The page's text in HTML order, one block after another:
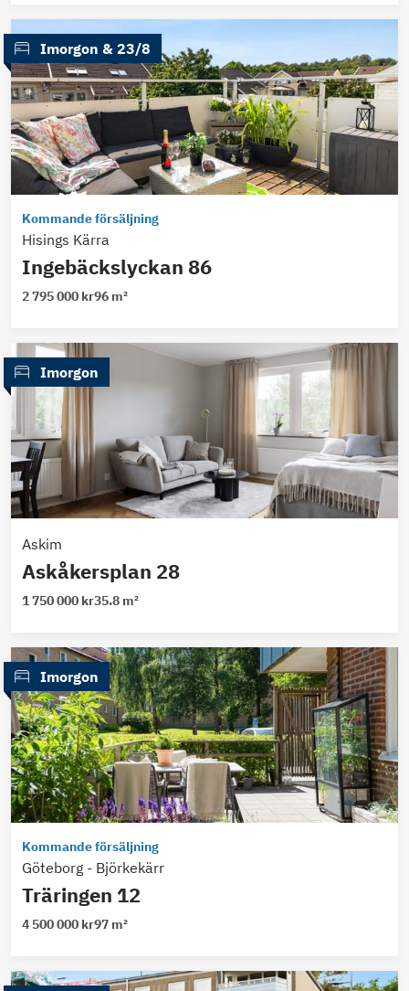
Imorgon & 23/8
Kommande försäljning
Hisings Kärra
Ingebäckslyckan 86
2 795 000 kr96 m²
Imorgon
Askim
Askåkersplan 28
1 750 000 kr35.8 m²
Imorgon
Kommande försäljning
Göteborg - Björkekärr
Träringen 12
4 500 000 kr97 m²